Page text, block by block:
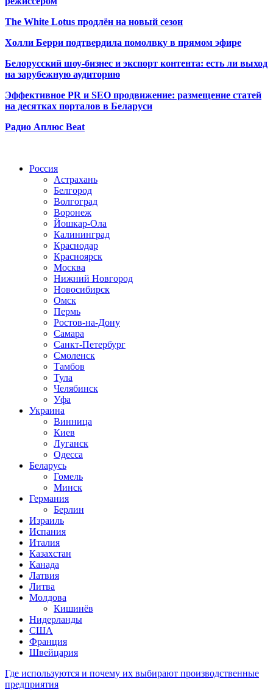
The White Lotus продлён на новый сезон
Холли Берри подтвердила помолвку в прямом эфире
Белорусский шоу-бизнес и экспорт контента: есть ли выход
на зарубежную аудиторию
Эффективное PR и SEO продвижение: размещение статей
на десятках порталов в Беларуси
Радио Аплюс Beat
Россия
Астрахань
Белгород
Волгоград
Воронеж
Йошкар-Ола
Калининград
Краснодар
Красноярск
Москва
Нижний Новгород
Новосибирск
Омск
Пермь
Ростов-на-Дону
Самара
Санкт-Петербург
Смоленск
Тамбов
Тула
Челябинск
Уфа
Украина
Винница
Киев
Луганск
Одесса
Беларусь
Гомель
Минск
Германия
Берлин
Израиль
Испания
Италия
Казахстан
Канада
Латвия
Литва
Молдова
Кишинёв
Нидерланды
США
Франция
Швейцария
Где используются и почему их выбирают производственные
предприятия